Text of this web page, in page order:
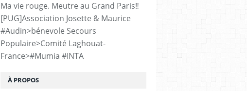
Ma vie rouge. Meutre au Grand Paris‼️
[PUG]Association Josette & Maurice
#Audin>bénevole Secours
Populaire>Comité Laghouat-
France>#Mumia #INTA
À PROPOS